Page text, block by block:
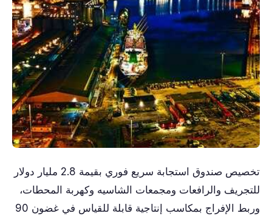
تخصيص صندوق استجابة سريع فوري بقيمة 2.8 مليار دولار
للتجريف والرافعات ومجمعات الشاسيه وكهربة المحطات،
وربط الإفراج بمكاسب إنتاجية قابلة للقياس في غضون 90